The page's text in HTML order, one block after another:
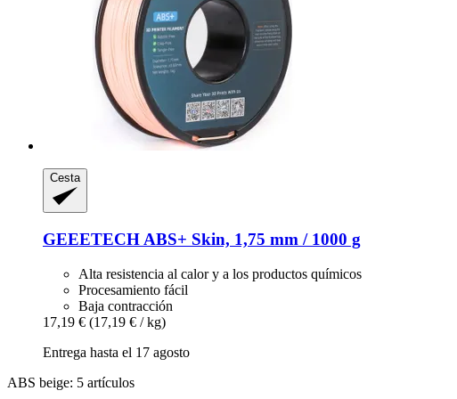
Cesta
GEEETECH ABS+ Skin, 1,75 mm / 1000 g
Alta resistencia al calor y a los productos químicos
Procesamiento fácil
Baja contracción
17,19 € (17,19 € / kg)
Entrega hasta el 17 agosto
ABS beige: 5 artículos